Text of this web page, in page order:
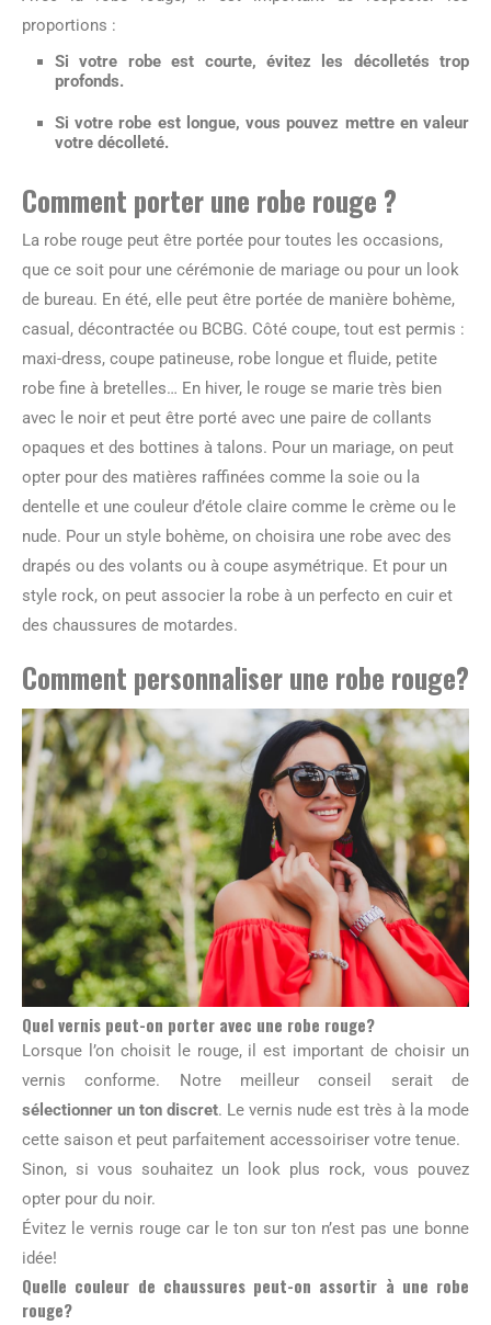
proportions :
Si votre robe est courte, évitez les décolletés trop
profonds.
Si votre robe est longue, vous pouvez mettre en valeur
votre décolleté.
Comment porter une robe rouge ?
La robe rouge peut être portée pour toutes les occasions,
que ce soit pour une cérémonie de mariage ou pour un look
de bureau. En été, elle peut être portée de manière bohème,
casual, décontractée ou BCBG. Côté coupe, tout est permis :
maxi-dress, coupe patineuse, robe longue et fluide, petite
robe fine à bretelles… En hiver, le rouge se marie très bien
avec le noir et peut être porté avec une paire de collants
opaques et des bottines à talons. Pour un mariage, on peut
opter pour des matières raffinées comme la soie ou la
dentelle et une couleur d’étole claire comme le crème ou le
nude. Pour un style bohème, on choisira une robe avec des
drapés ou des volants ou à coupe asymétrique. Et pour un
style rock, on peut associer la robe à un perfecto en cuir et
des chaussures de motardes.
Comment personnaliser une robe rouge?
Quel vernis peut-on porter avec une robe rouge?
Lorsque l’on choisit le rouge, il est important de choisir un
vernis conforme. Notre meilleur conseil serait de
sélectionner un ton discret. Le vernis nude est très à la mode
cette saison et peut parfaitement accessoiriser votre tenue.
Sinon, si vous souhaitez un look plus rock, vous pouvez
opter pour du noir.
Évitez le vernis rouge car le ton sur ton n’est pas une bonne
idée!
Quelle couleur de chaussures peut-on assortir à une robe
rouge?